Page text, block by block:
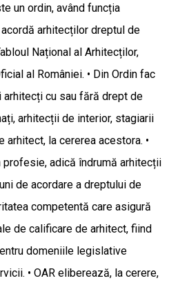
un ordin, având funcția
arhitecților dreptul de
Național al Arhitecților,
al României. • Din Ordin fac
cu sau fără drept de
arhitecții de interior, stagiarii
la cererea acestora. •
adică îndrumă arhitecții
de acordare a dreptului de
competentă care asigură
de calificare de arhitect, fiind
domeniile legislative
• OAR eliberează, la cerere,